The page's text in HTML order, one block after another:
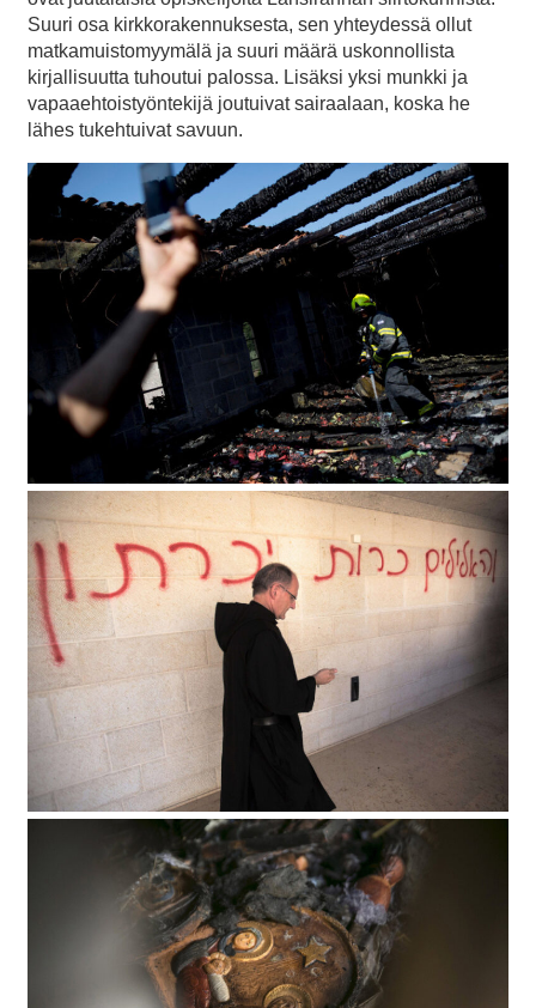
Suuri osa kirkkorakennuksesta, sen yhteydessä ollut
matkamuistomyymälä ja suuri määrä uskonnollista
kirjallisuutta tuhoutui palossa. Lisäksi yksi munkki ja
vapaaehtoistyöntekijä joutuivat sairaalaan, koska he
lähes tukehtuivat savuun.